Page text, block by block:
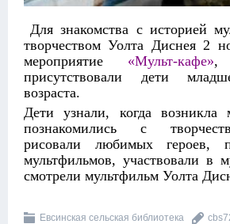
Для знакомства с историей
творчеством Уолта Диснея 2
мероприятие «Мульт-кафе»,
присутствовали дети
возраста.
Дети узнали, когда возникла
познакомились с
рисовали любимых героев,
мультфильмов, участвовали в
смотрели мультфильм Уолта
Евсинская сельская библиотека